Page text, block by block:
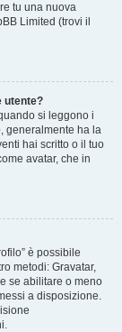
tu una nuova
Limited (trovi il
utente?
si leggono i
generalmente ha la
hai scritto o il tuo
avatar, che in
è possibile
metodi: Gravatar,
se abilitare o meno
a disposizione.